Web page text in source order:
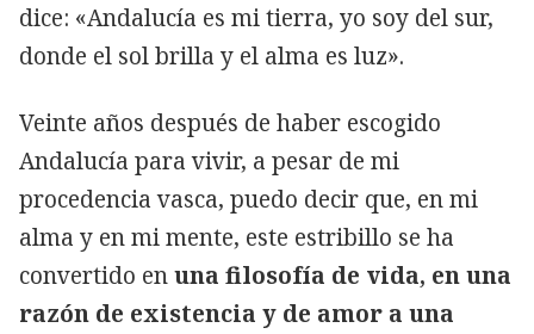
dice: «Andalucía es mi tierra, yo soy del sur,
donde el sol brilla y el alma es luz».
Veinte años después de haber escogido
Andalucía para vivir, a pesar de mi
procedencia vasca, puedo decir que, en mi
alma y en mi mente, este estribillo se ha
convertido enuna filosofía de vida, en una
razón de existencia y de amor a una